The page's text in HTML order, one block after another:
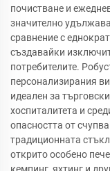
почистване и
значително
сравнение с
създавайки
потребителите.
персонализирания
идеален за
хоспиталитета и
опасността от
традиционната
открито особено